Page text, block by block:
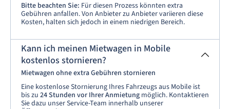
Bitte beachten Sie: Für diesen Prozess könnten extra
Gebühren anfallen. Von Anbieter zu Anbieter variieren diese
Kosten, halten sich jedoch in einem niedrigen Bereich.
Kann ich meinen Mietwagen in Mobile
kostenlos stornieren?
Mietwagen ohne extra Gebühren stornieren
Eine kostenlose Stornierung Ihres Fahrzeugs aus Mobile ist
bis zu 24 Stunden vor Ihrer Anmietung möglich. Kontaktieren
Sie dazu unser Service-Team innerhalb unserer